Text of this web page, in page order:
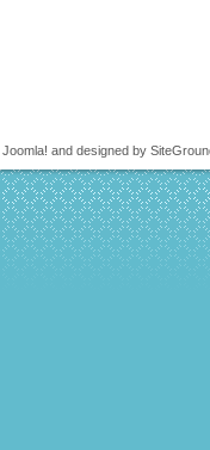
Joomla! and designed by